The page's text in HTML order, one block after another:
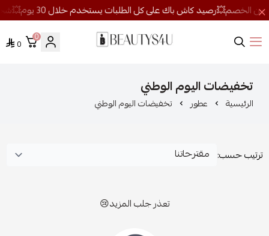
روائح الجمال
0
0
تخفيضات اليوم الوطني
الرئيسية عطور تخفيضات اليوم الوطني
ترتيب حسب:
تعذر جلب المزيد😢